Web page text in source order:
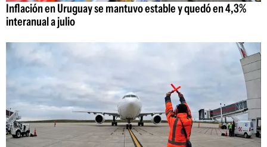
Inflación en Uruguay se mantuvo estable y quedó en 4,3%
interanual a julio